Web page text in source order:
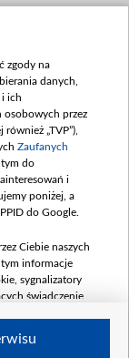
350
zgody na
danych,
ich
osobowych przez
„TVP”),
Zaufanych
tym do
i
poniżej, a
do Google.
Ciebie naszych
tym informacje
sygnalizatory
świadczenie